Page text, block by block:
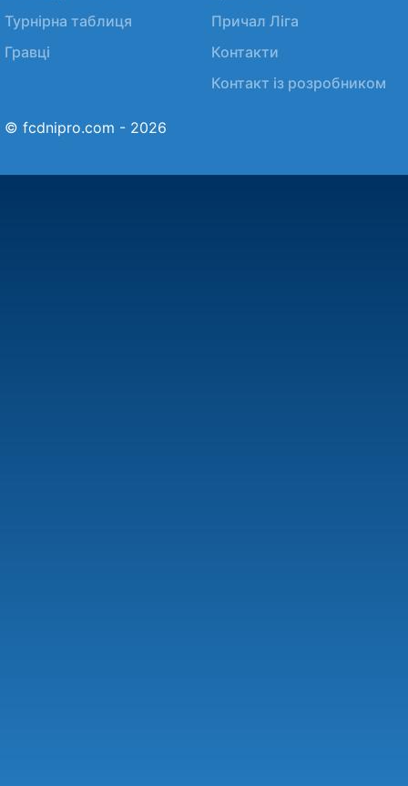
Турнірна таблиця
Гравці
Причал Ліга
Контакти
Контакт із розробником
© fcdnipro.com - 2026